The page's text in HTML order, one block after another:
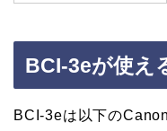
BCI-3eが使え
BCI-3eは以下の